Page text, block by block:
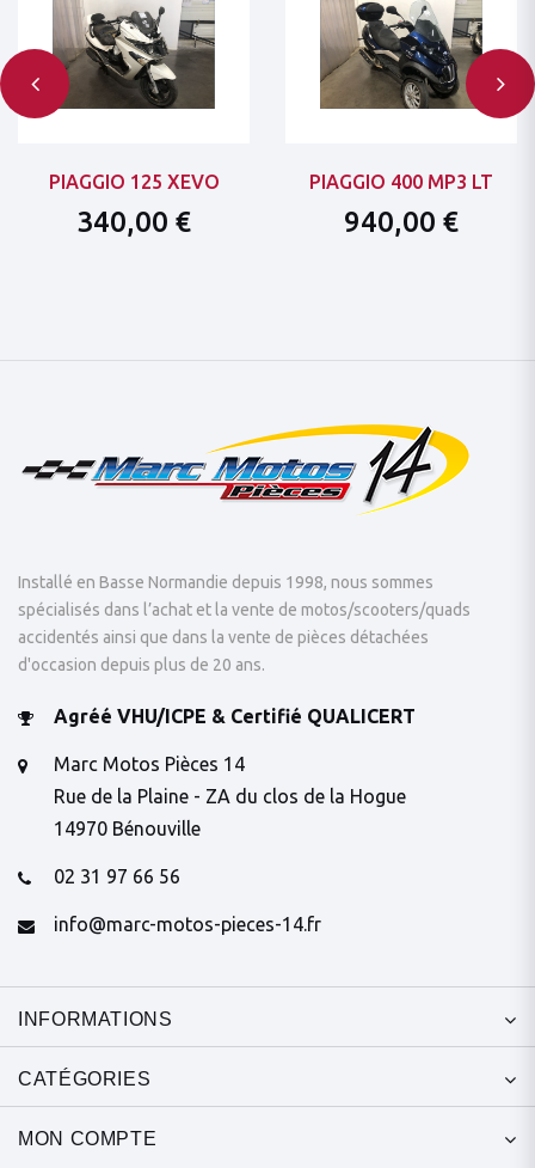
PIAGGIO 125 XEVO
340,00 €
PIAGGIO 400 MP3 LT
940,00 €
Installé en Basse Normandie depuis 1998, nous sommes
spécialisés dans l’achat et la vente de motos/scooters/quads
accidentés ainsi que dans la vente de pièces détachées
d'occasion depuis plus de 20 ans.
Agréé VHU/ICPE & Certifié QUALICERT
Marc Motos Pièces 14
Rue de la Plaine - ZA du clos de la Hogue
14970 Bénouville
02 31 97 66 56
info@marc-motos-pieces-14.fr
INFORMATIONS
CATÉGORIES
MON COMPTE